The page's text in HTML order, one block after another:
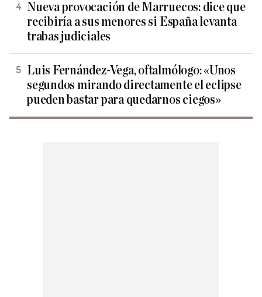
Nueva provocación de Marruecos: dice que
recibiría a sus menores si España levanta
trabas judiciales
Luis Fernández-Vega, oftalmólogo: «Unos
segundos mirando directamente el eclipse
pueden bastar para quedarnos ciegos»